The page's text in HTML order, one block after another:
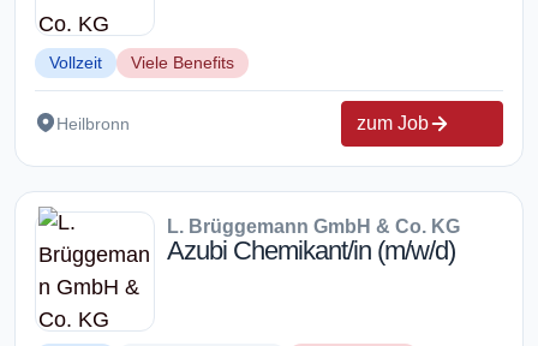
Vollzeit Viele Benefits
Heilbronn zum Job
L. Brüggemann GmbH & Co. KG
Azubi Chemikant/in (m/w/d)